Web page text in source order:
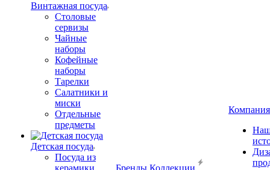
Винтажная посуда
Столовые
сервизы
Чайные
наборы
Кофейные
наборы
Тарелки
Салатники и
миски
Отдельные
предметы
Детская посуда
Посуда из
керамики
Бренды Коллекции
Компания